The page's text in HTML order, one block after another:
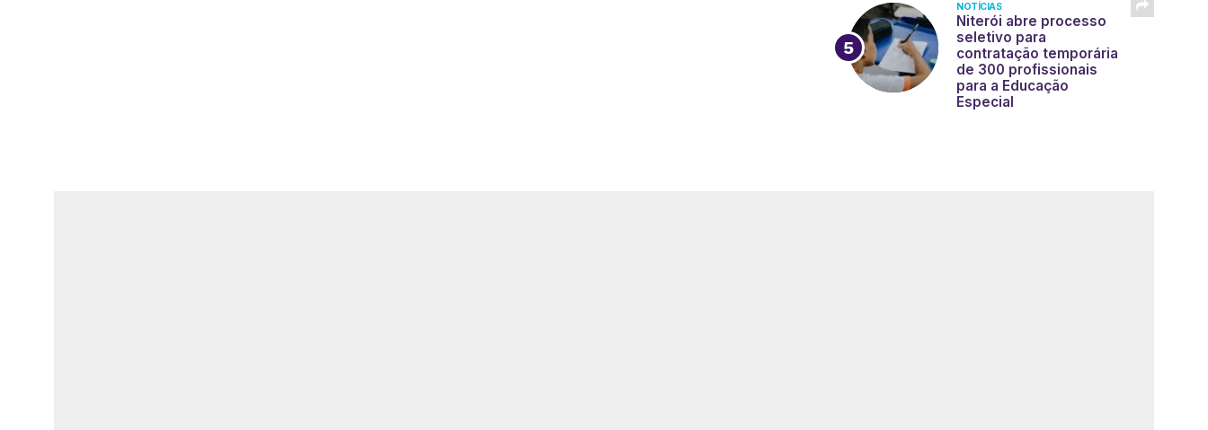
NOTÍCIAS
Niterói abre processo
seletivo para
contratação temporária
de 300 profissionais
para a Educação
Especial